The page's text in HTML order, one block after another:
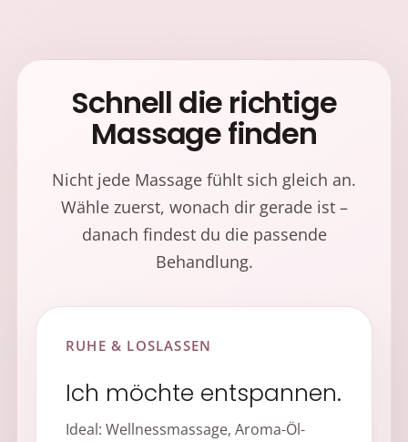
Schnell die richtige
Massage finden
Nicht jede Massage fühlt sich gleich an.
Wähle zuerst, wonach dir gerade ist –
danach findest du die passende
Behandlung.
RUHE & LOSLASSEN
Ich möchte entspannen.
Ideal: Wellnessmassage, Aroma-Öl-